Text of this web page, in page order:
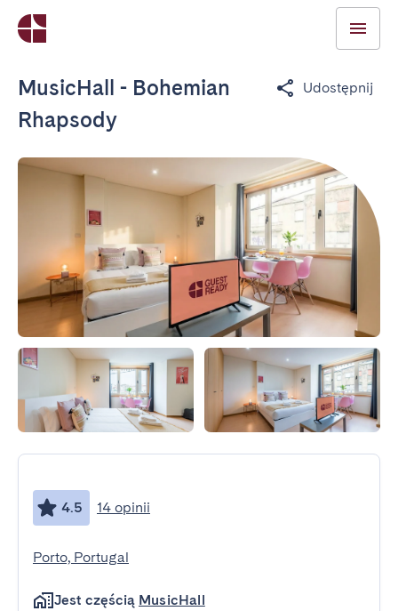
MusicHall - Bohemian
Rhapsody
Udostępnij
4.5 14 opinii
Porto, Portugal
Jest częścią MusicHall